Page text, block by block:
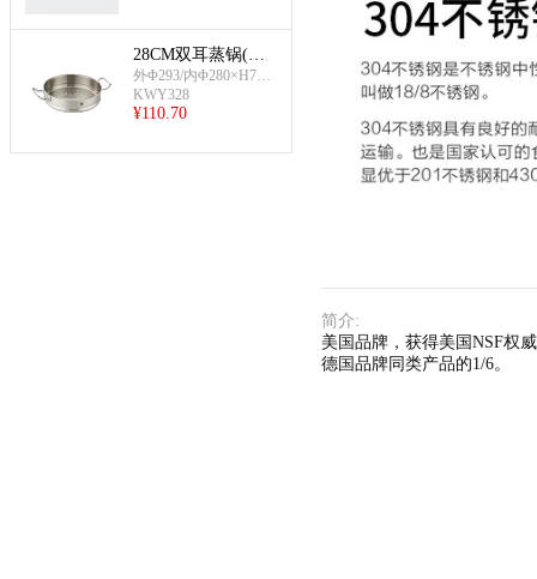
28CM双耳蒸锅(无
盖)
外Φ293/内Φ280×H76m
m
KWY328
¥110.70
简介:
美国品牌，获得美国NSF权
德国品牌同类产品的1/6。